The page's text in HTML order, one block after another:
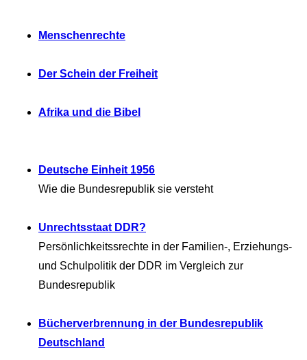
Menschenrechte
Der Schein der Freiheit
Afrika und die Bibel
Deutsche Einheit 1956
Wie die Bundesrepublik sie versteht
Unrechtsstaat DDR?
Persönlichkeitssrechte in der Familien-, Erziehungs-
und Schulpolitik der DDR im Vergleich zur
Bundesrepublik
Bücherverbrennung in der Bundesrepublik
Deutschland